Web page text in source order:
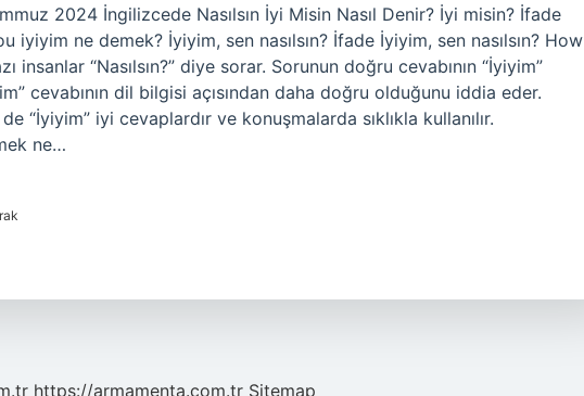
2024 İngilizcede Nasılsın İyi Misin Nasıl Denir? İyi misin? İfade
iyiyim ne demek? İyiyim, sen nasılsın? İfade İyiyim, sen nasılsın? How
insanlar “Nasılsın?” diye sorar. Sorunun doğru cevabının “İyiyim”
cevabının dil bilgisi açısından daha doğru olduğunu iddia eder.
“İyiyim” iyi cevaplardır ve konuşmalarda sıklıkla kullanılır.
ne…
https://armamenta.com.tr Sitemap